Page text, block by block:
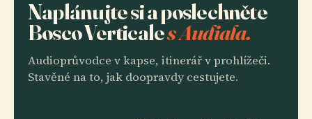
Naplánujte si a poslechněte
Bosco Verticales Audiala.
Audioprůvodce v kapse, itinerář v prohlížeči.
Stavěné na to, jak doopravdy cestujete.